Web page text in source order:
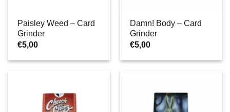
Paisley Weed – Card
Grinder
€5,00
Damn! Body – Card
Grinder
€5,00